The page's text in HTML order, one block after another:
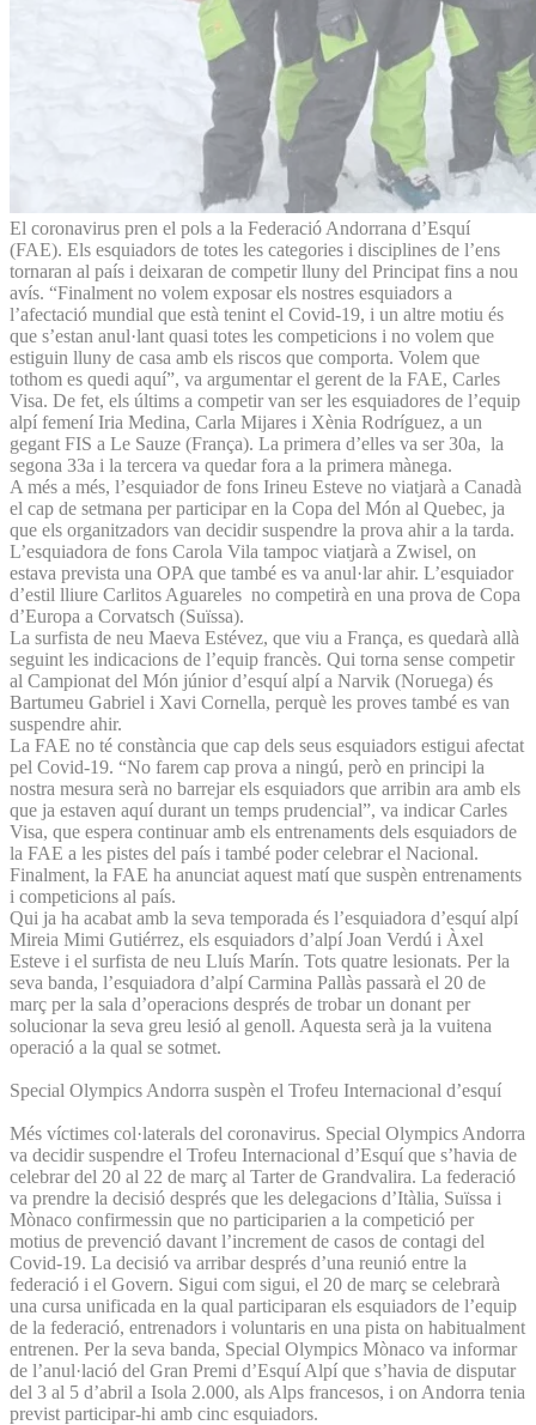
El coronavirus pren el pols a la Federació Andorrana d’Esquí
(FAE). Els esquiadors de totes les categories i disciplines de l’ens
tornaran al país i deixaran de competir lluny del Principat fins a nou
avís. “Finalment no volem exposar els nostres esquiadors a
l’afectació mundial que està tenint el Covid-19, i un altre motiu és
que s’estan anul·lant quasi totes les competicions i no volem que
estiguin lluny de casa amb els riscos que comporta. Volem que
tothom es quedi aquí”, va argumentar el gerent de la FAE, Carles
Visa. De fet, els últims a competir van ser les esquiadores de l’equip
alpí femení Iria Medina, Carla Mijares i Xènia Rodríguez, a un
gegant FIS a Le Sauze (França). La primera d’elles va ser 30a, la
segona 33a i la tercera va quedar fora a la primera mànega.
A més a més, l’esquiador de fons Irineu Esteve no viatjarà a Canadà
el cap de setmana per participar en la Copa del Món al Quebec, ja
que els organitzadors van decidir suspendre la prova ahir a la tarda.
L’esquiadora de fons Carola Vila tampoc viatjarà a Zwisel, on
estava prevista una OPA que també es va anul·lar ahir. L’esquiador
d’estil lliure Carlitos Aguareles no competirà en una prova de Copa
d’Europa a Corvatsch (Suïssa).
La surfista de neu Maeva Estévez, que viu a França, es quedarà allà
seguint les indicacions de l’equip francès. Qui torna sense competir
al Campionat del Món júnior d’esquí alpí a Narvik (Noruega) és
Bartumeu Gabriel i Xavi Cornella, perquè les proves també es van
suspendre ahir.
La FAE no té constància que cap dels seus esquiadors estigui afectat
pel Covid-19. “No farem cap prova a ningú, però en principi la
nostra mesura serà no barrejar els esquiadors que arribin ara amb els
que ja estaven aquí durant un temps prudencial”, va indicar Carles
Visa, que espera continuar amb els entrenaments dels esquiadors de
la FAE a les pistes del país i també poder celebrar el Nacional.
Finalment, la FAE ha anunciat aquest matí que suspèn entrenaments
i competicions al país.
Qui ja ha acabat amb la seva temporada és l’esquiadora d’esquí alpí
Mireia Mimi Gutiérrez, els esquiadors d’alpí Joan Verdú i Àxel
Esteve i el surfista de neu Lluís Marín. Tots quatre lesionats. Per la
seva banda, l’esquiadora d’alpí Carmina Pallàs passarà el 20 de
març per la sala d’operacions després de trobar un donant per
solucionar la seva greu lesió al genoll. Aquesta serà ja la vuitena
operació a la qual se sotmet.
Special Olympics Andorra suspèn el Trofeu Internacional d’esquí
Més víctimes col·laterals del coronavirus. Special Olympics Andorra
va decidir suspendre el Trofeu Internacional d’Esquí que s’havia de
celebrar del 20 al 22 de març al Tarter de Grandvalira. La federació
va prendre la decisió després que les delegacions d’Itàlia, Suïssa i
Mònaco confirmessin que no participarien a la competició per
motius de prevenció davant l’increment de casos de contagi del
Covid-19. La decisió va arribar després d’una reunió entre la
federació i el Govern. Sigui com sigui, el 20 de març se celebrarà
una cursa unificada en la qual participaran els esquiadors de l’equip
de la federació, entrenadors i voluntaris en una pista on habitualment
entrenen. Per la seva banda, Special Olympics Mònaco va informar
de l’anul·lació del Gran Premi d’Esquí Alpí que s’havia de disputar
del 3 al 5 d’abril a Isola 2.000, als Alps francesos, i on Andorra tenia
previst participar-hi amb cinc esquiadors.